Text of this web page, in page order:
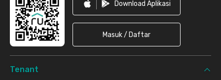
Download Aplikasi
Masuk / Daftar
Tenant